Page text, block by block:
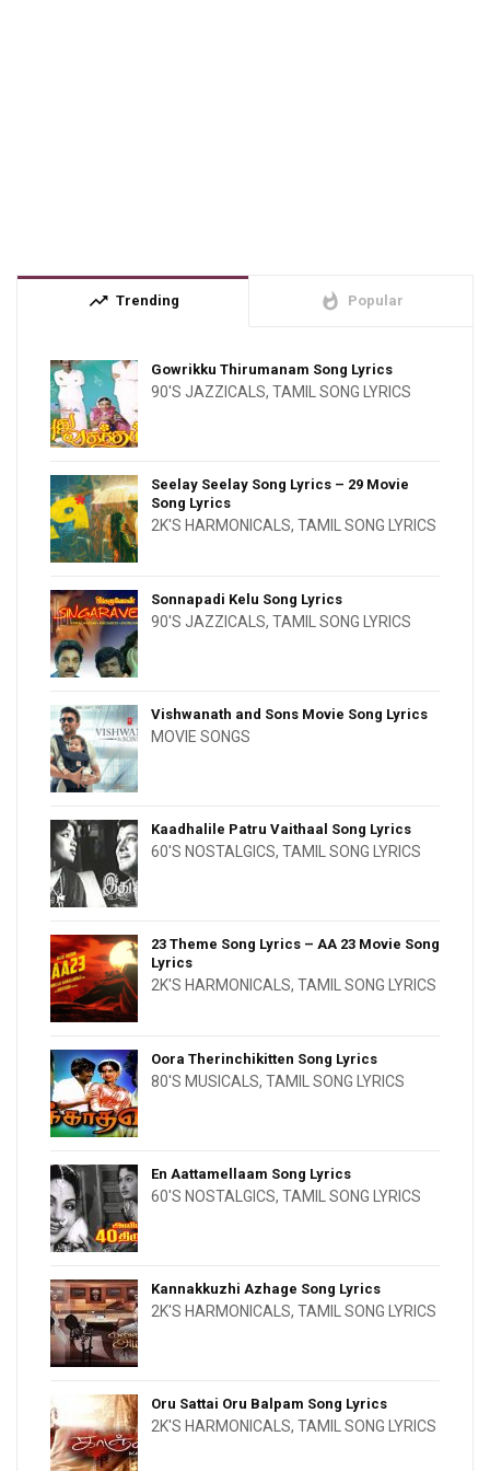
trending_up Trending whatshot Popular
Gowrikku Thirumanam Song Lyrics
90'S JAZZICALS, TAMIL SONG LYRICS
Seelay Seelay Song Lyrics – 29 Movie
Song Lyrics
2K'S HARMONICALS, TAMIL SONG LYRICS
Sonnapadi Kelu Song Lyrics
90'S JAZZICALS, TAMIL SONG LYRICS
Vishwanath and Sons Movie Song Lyrics
MOVIE SONGS
Kaadhalile Patru Vaithaal Song Lyrics
60'S NOSTALGICS, TAMIL SONG LYRICS
23 Theme Song Lyrics – AA 23 Movie Song
Lyrics
2K'S HARMONICALS, TAMIL SONG LYRICS
Oora Therinchikitten Song Lyrics
80'S MUSICALS, TAMIL SONG LYRICS
En Aattamellaam Song Lyrics
60'S NOSTALGICS, TAMIL SONG LYRICS
Kannakkuzhi Azhage Song Lyrics
2K'S HARMONICALS, TAMIL SONG LYRICS
Oru Sattai Oru Balpam Song Lyrics
2K'S HARMONICALS, TAMIL SONG LYRICS